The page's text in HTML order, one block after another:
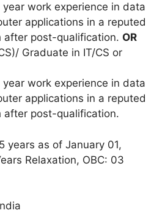
year work experience in data
applications in a reputed
after post-qualification. OR
Graduate in IT/CS or
year work experience in data
applications in a reputed
after post-qualification.
years as of January 01,
Relaxation, OBC: 03